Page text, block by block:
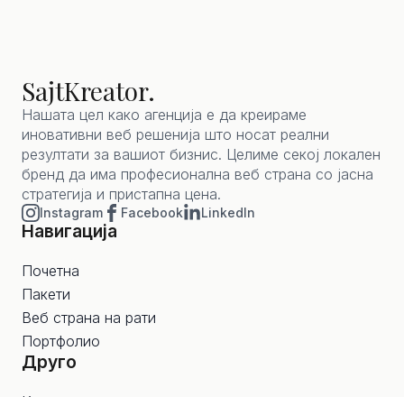
SajtKreator.
Нашата цел како агенција е да креираме
иновативни веб решенија што носат реални
резултати за вашиот бизнис. Целиме секој локален
бренд да има професионална веб страна со јасна
стратегија и пристапна цена.
Instagram Facebook LinkedIn
Навигација
Почетна
Пакети
Веб страна на рати
Портфолио
Друго